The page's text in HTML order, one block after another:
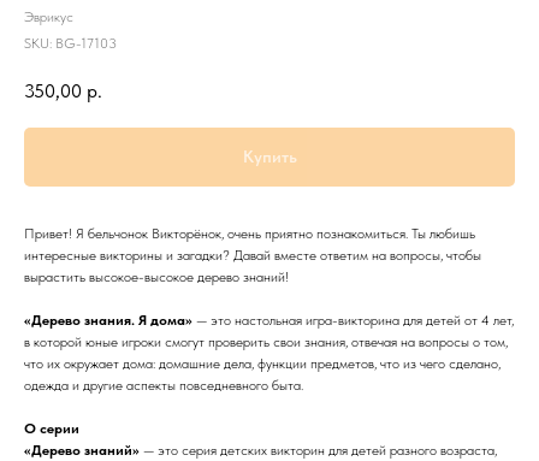
Эврикус
SKU: BG-17103
350,00 р.
Купить
Привет! Я бельчонок Викторёнок, очень приятно познакомиться. Ты любишь
интересные викторины и загадки? Давай вместе ответим на вопросы, чтобы
вырастить высокое-высокое дерево знаний!
«Дерево знания. Я дома» — это настольная игра-викторина для детей от 4 лет,
в которой юные игроки смогут проверить свои знания, отвечая на вопросы о том,
что их окружает дома: домашние дела, функции предметов, что из чего сделано,
одежда и другие аспекты повседневного быта.
О серии
«Дерево знаний» — это серия детских викторин для детей разного возраста,